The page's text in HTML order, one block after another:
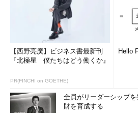
【西野亮廣】ビジネス書最新刊
『北極星 僕たちはどう働くか』
PR(FINCHI on GOETHE)
Hello
全員がリーダーシップ
財を育成する